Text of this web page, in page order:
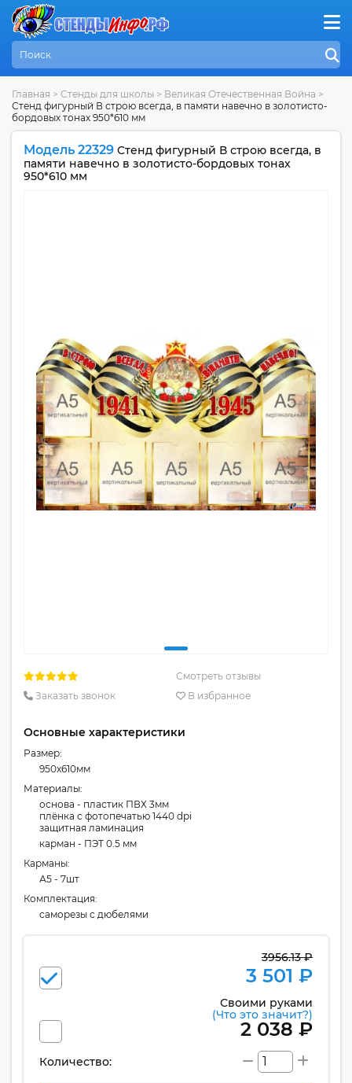
Главная > Стенды для школы > Великая Отечественная Война >
Стенд фигурный В строю всегда, в памяти навечно в золотисто-
бордовых тонах 950*610 мм
Модель 22329 Стенд фигурный В строю всегда, в
памяти навечно в золотисто-бордовых тонах
950*610 мм
Смотреть отзывы
Заказать звонок
В избранное
Основные характеристики
Размер:
950x610мм
Материалы:
основа - пластик ПВХ 3мм
плёнка с фотопечатью 1440 dpi
защитная ламинация
карман - ПЭТ 0.5 мм
Карманы:
А5 - 7шт
Комплектация:
cаморезы с дюбелями
3956.13 ₽
3 501 ₽
Своими руками
(Что это значит?)
2 038 ₽
Количество: